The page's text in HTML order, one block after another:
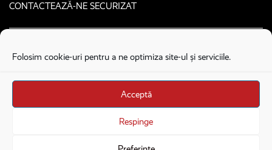
Folosim cookie-uri pentru a ne optimiza site-ul și serviciile.
Acceptă
Respinge
CONTACTEAZĂ-NE SECURIZAT
proudly developed byHomemade guys
Brandul Recorder e operat de Asociația Recorder
Community, sub licența SC Harfa Online Publishing SRL.